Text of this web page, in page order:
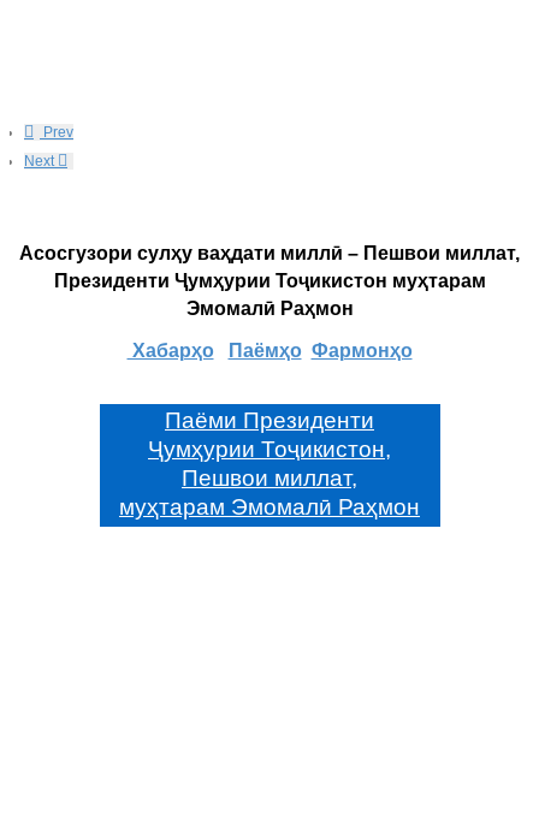
Prev
Next
Асосгузори сулҳу ваҳдати миллӣ – Пешвои миллат,
Президенти Ҷумҳурии Тоҷикистон муҳтарам
Эмомалӣ Раҳмон
Хабарҳо Паёмҳо Фармонҳо
Паёми Президенти
Ҷумҳурии Тоҷикистон,
Пешвои миллат,
муҳтарам Эмомалӣ Раҳмон